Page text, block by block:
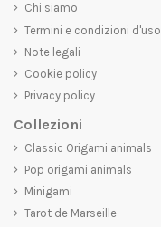
Chi siamo
Termini e condizioni d'uso
Note legali
Cookie policy
Privacy policy
Collezioni
Classic Origami animals
Pop origami animals
Minigami
Tarot de Marseille